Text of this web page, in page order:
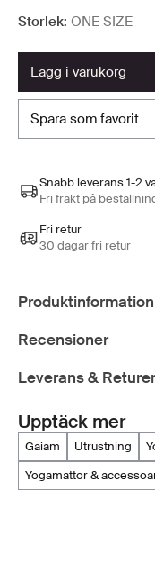
Storlek: ONE SIZE
lägg i varukorg
spara som favorit
Snabb leverans 1-2
Fri frakt på
Fri retur
30 dagar fri retur
Produktinformation
Recensioner
Leverans & Returer
Upptäck mer
gaiam utrustning
yogamattor &